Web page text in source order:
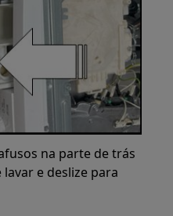
na parte de trás
e deslize para